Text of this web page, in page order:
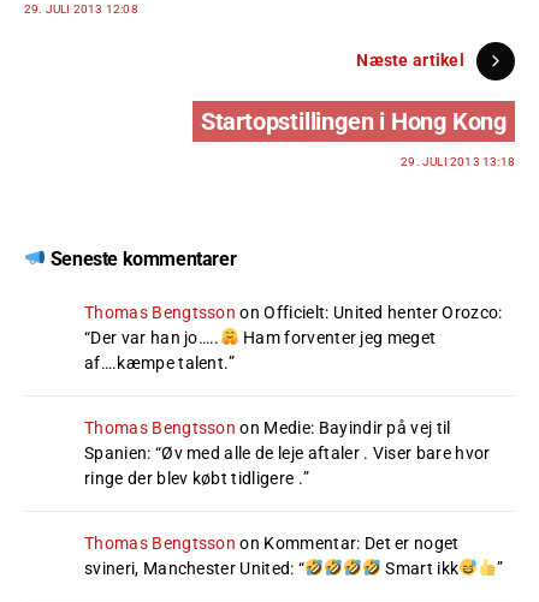
29. JULI 2013 12:08
Næste artikel
Startopstillingen i Hong Kong
29. JULI 2013 13:18
Seneste kommentarer
Thomas Bengtsson onOfficielt: United henter Orozco:
“Der var han jo…..
Ham forventer jeg meget
af….kæmpe talent.”
Thomas Bengtsson on Medie: Bayindir på vej til
Spanien: “Øv med alle de leje aftaler . Viser bare hvor
ringe der blev købt tidligere .”
Thomas Bengtsson on Kommentar: Det er noget
svineri, Manchester United: “ Smart ikk ”